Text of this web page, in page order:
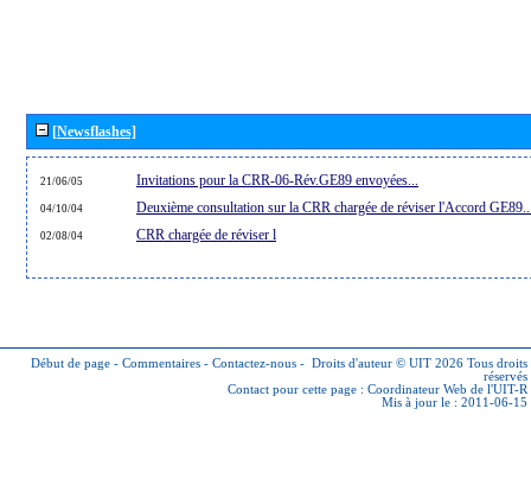
[Newsflashes]
21/06/05 Invitations pour la CRR-06-Rév.GE89 envoyées...
04/10/04 Deuxième consultation sur la CRR chargée de réviser l'Accord
02/08/04 CRR chargée de réviser l
Début de page - Commentaires - Contactez-nous - Droits d'auteur © UIT 2026 Tous droits
réservés
Contact pour cette page : Coordinateur Web de l'UIT-R
Mis à jour le : 2011-06-15